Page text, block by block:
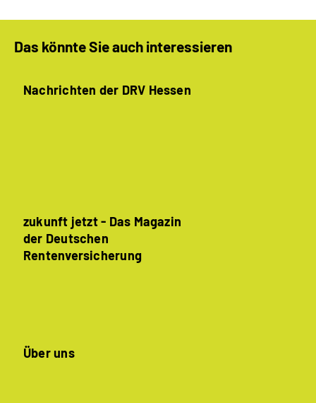
Das könnte Sie auch interessieren
Nachrichten der DRV Hessen
zukunft jetzt - Das Magazin
der Deutschen
Rentenversicherung
Über uns